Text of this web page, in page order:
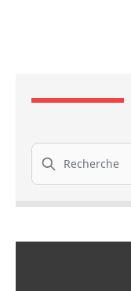
Recherche